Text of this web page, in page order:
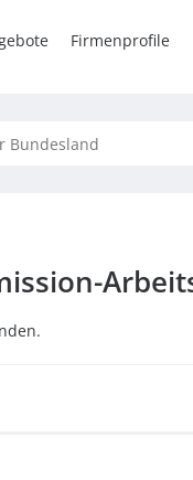
Firmenprofile